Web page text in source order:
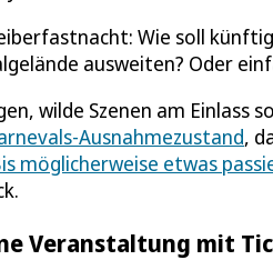
Wie soll
ausweiten? Oder
wilde Szenen am Einlass
Ausnahmezustand,
möglicherweise etwas
Veranstaltung mit